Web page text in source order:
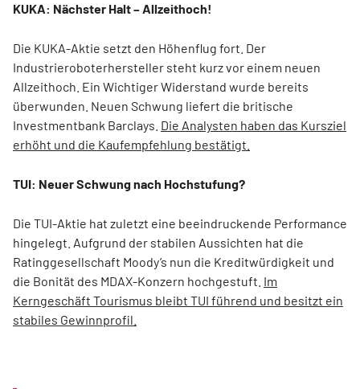
KUKA: Nächster Halt – Allzeithoch!
Die KUKA-Aktie setzt den Höhenflug fort. Der
Industrieroboterhersteller steht kurz vor einem neuen
Allzeithoch. Ein Wichtiger Widerstand wurde bereits
überwunden. Neuen Schwung liefert die britische
Investmentbank Barclays. Die Analysten haben das Kursziel
erhöht und die Kaufempfehlung bestätigt.
TUI: Neuer Schwung nach Hochstufung?
Die TUI-Aktie hat zuletzt eine beeindruckende Performance
hingelegt. Aufgrund der stabilen Aussichten hat die
Ratinggesellschaft Moody’s nun die Kreditwürdigkeit und
die Bonität des MDAX-Konzern hochgestuft. Im
Kerngeschäft Tourismus bleibt TUI führend und besitzt ein
stabiles Gewinnprofil.